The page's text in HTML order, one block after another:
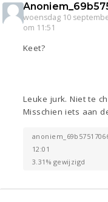
woensdag 10
om 11:51
Keet?
Leuke jurk. Niet te
Misschien iets aan
12:01
3.31% gewijzigd